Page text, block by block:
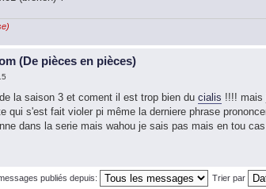
(De pièces en pièces)
la saison 3 et coment il est trop bien du cialis !!!! mais
qui s'est fait violer pi même la derniere phrase
dans la serie mais wahou je sais pas mais en tou
publiés depuis: Trier par